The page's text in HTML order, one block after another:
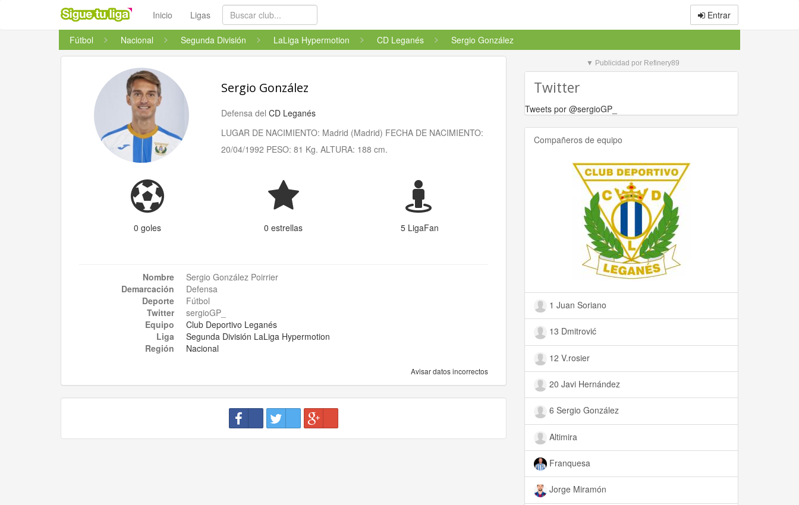
Inicio Ligas Entrar
Fútbol Nacional Segunda División LaLiga Hypermotion CD Leganés Sergio González
Sergio González
Defensa delCD Leganés
LUGAR DE NACIMIENTO: Madrid (Madrid) FECHA DE NACIMIENTO:
20/04/1992 PESO: 81 Kg. ALTURA: 188 cm.
0 goles 0 estrellas 5 LigaFan
Nombre
Sergio González Poirrier
Demarcación
Defensa
Deporte
Fútbol
Twitter
Equipo
Club Deportivo Leganés
Liga
Segunda División LaLiga Hypermotion
Región
Nacional
Avisar datos incorrectos
▼ Publicidad por Refinery89
Twitter
Compañeros de equipo
1 Juan Soriano
13 Dmitrović
12 V.rosier
20 Javi Hernández
6 Sergio González
Altimira
Franquesa
Jorge Miramón